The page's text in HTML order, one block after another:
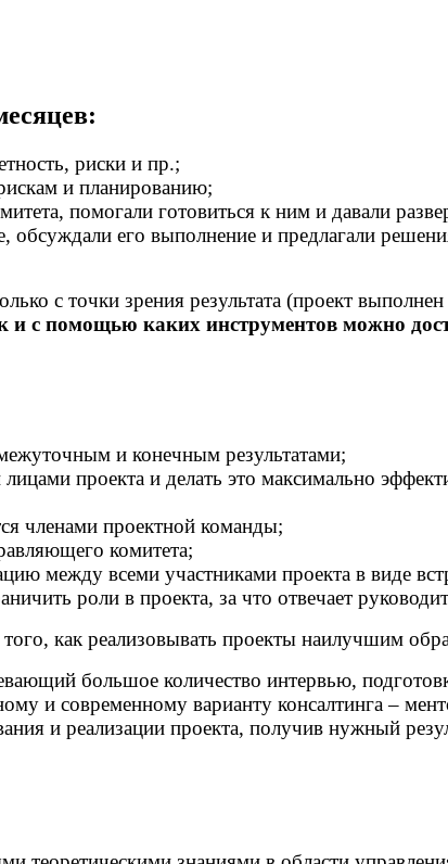
риски и пр.;
и планированию;
помогали готовиться к ним и давали
обсуждали его выполнение и предлагали
с точки зрения результата (проект
с помощью каких инструментов можно
и конечным результатами;
проекта и делать это максимально
членами проектной команды;
комитета;
между всеми участниками проекта в виде
роли в проекта, за что отвечает
как реализовывать проекты наилучшим
большое количество интервью,
и современному варианту консалтинга –
и реализации проекта, получив нужный